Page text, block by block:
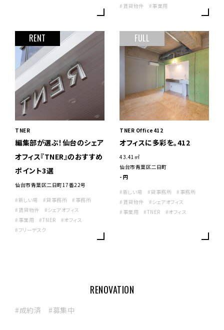
暮らしに変化を
新しい暮らしと、新しい場
#賃貸物件
#事業用
RENT
TNER
編集部が選ぶ！仙台のシェア
オフィス『TNER』のおすすめ
ポイント3選
仙台市青葉区二日町17番22号
#新しい場
#貸事務所
#事務所
#賃貸物件
#シェアオフィス
#事業用
#TNER
#オフィス
#フリーデスク
FULL
TNER Office412
オフィスに多彩を。412
43.41㎡
仙台市青葉区二日町
- 円
#新しい場
#貸事務所
#事務所
#賃貸物件
#シェアオフィス
#事業用
#TNER #オフィス
RENOVATION
#成約済 #募集中